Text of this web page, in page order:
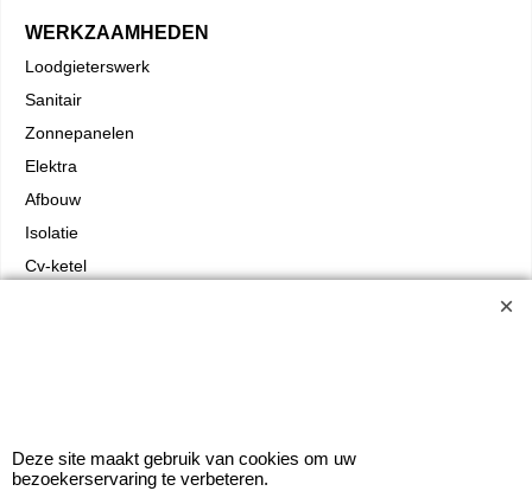
WERKZAAMHEDEN
Loodgieterswerk
Sanitair
Zonnepanelen
Elektra
Afbouw
Isolatie
Cv-ketel
Deze site maakt gebruik van cookies om uw
bezoekerservaring te verbeteren.